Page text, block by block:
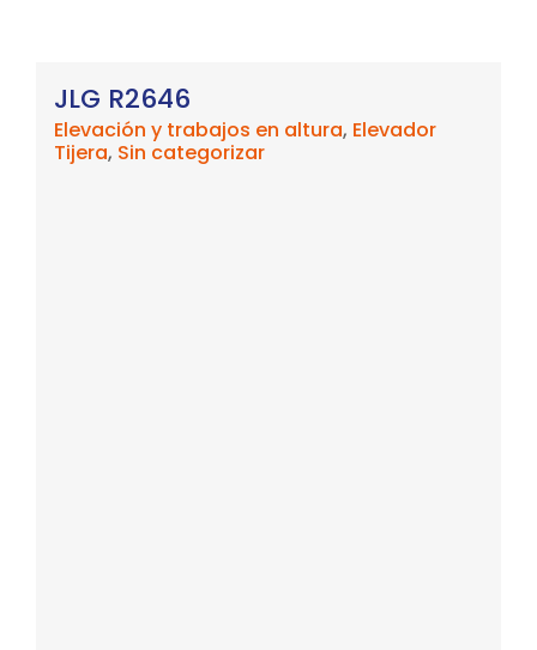
JLG R2646
Elevación y trabajos en altura, Elevador
Tijera, Sin categorizar